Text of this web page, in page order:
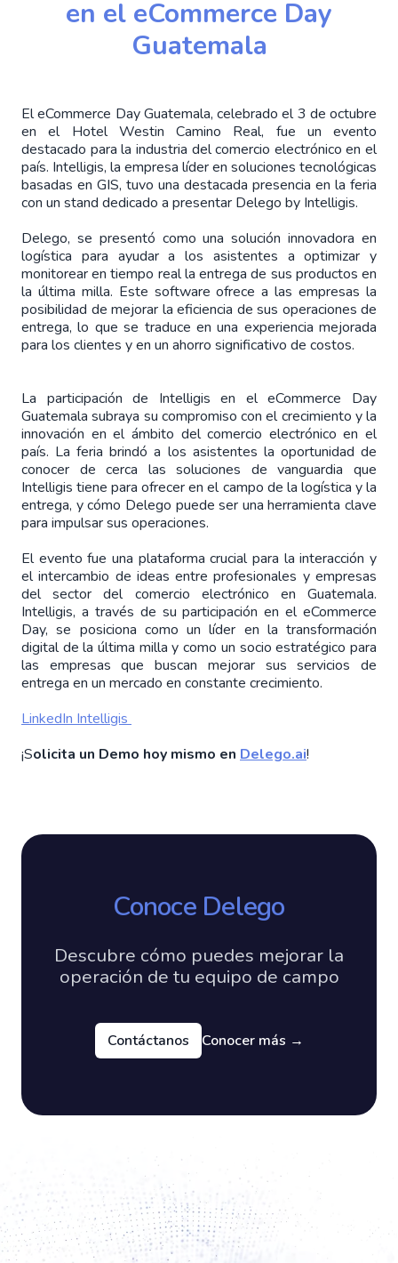
en el eCommerce Day
Guatemala
El eCommerce Day Guatemala, celebrado el 3 de octubre
en el Hotel Westin Camino Real, fue un evento
destacado para la industria del comercio electrónico en el
país. Intelligis, la empresa líder en soluciones tecnológicas
basadas en GIS, tuvo una destacada presencia en la feria
con un stand dedicado a presentar Delego by Intelligis.
Delego, se presentó como una solución innovadora en
logística para ayudar a los asistentes a optimizar y
monitorear en tiempo real la entrega de sus productos en
la última milla. Este software ofrece a las empresas la
posibilidad de mejorar la eficiencia de sus operaciones de
entrega, lo que se traduce en una experiencia mejorada
para los clientes y en un ahorro significativo de costos.
La participación de Intelligis en el eCommerce Day
Guatemala subraya su compromiso con el crecimiento y la
innovación en el ámbito del comercio electrónico en el
país. La feria brindó a los asistentes la oportunidad de
conocer de cerca las soluciones de vanguardia que
Intelligis tiene para ofrecer en el campo de la logística y la
entrega, y cómo Delego puede ser una herramienta clave
para impulsar sus operaciones.
El evento fue una plataforma crucial para la interacción y
el intercambio de ideas entre profesionales y empresas
del sector del comercio electrónico en Guatemala.
Intelligis, a través de su participación en el eCommerce
Day, se posiciona como un líder en la transformación
digital de la última milla y como un socio estratégico para
las empresas que buscan mejorar sus servicios de
entrega en un mercado en constante crecimiento.
LinkedIn Intelligis
¡Solicita un Demo hoy mismo en Delego.ai!
Conoce Delego
Descubre cómo puedes mejorar la
operación de tu equipo de campo
Contáctanos Conocer más →